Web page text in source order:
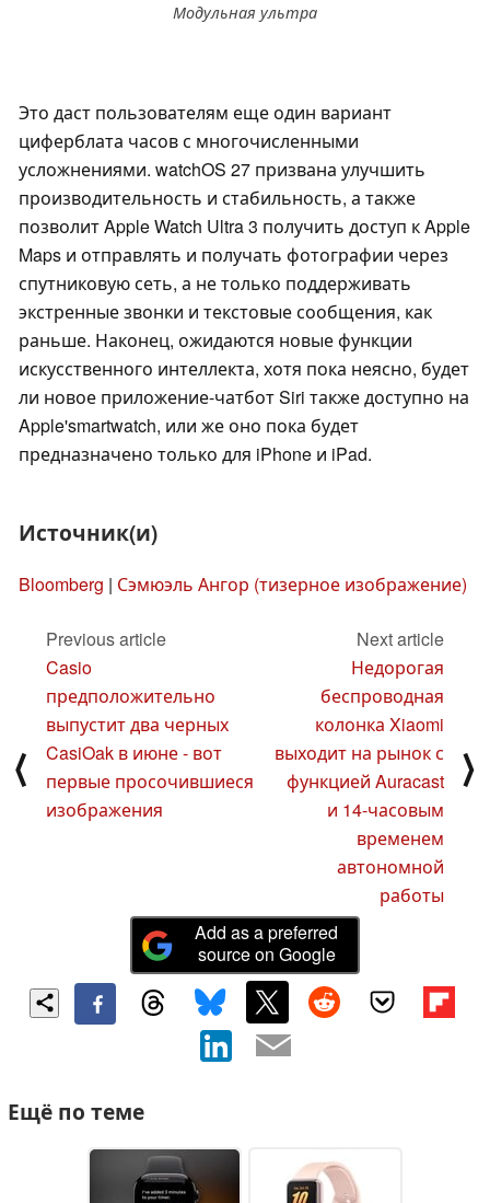
Модульная ультра
Это даст пользователям еще один вариант
циферблата часов с многочисленными
усложнениями. watchOS 27 призвана улучшить
производительность и стабильность, а также
позволит Apple Watch Ultra 3 получить доступ к Apple
Maps и отправлять и получать фотографии через
спутниковую сеть, а не только поддерживать
экстренные звонки и текстовые сообщения, как
раньше. Наконец, ожидаются новые функции
искусственного интеллекта, хотя пока неясно, будет
ли новое приложение-чатбот Siri также доступно на
Apple'smartwatch, или же оно пока будет
предназначено только для iPhone и iPad.
Источник(и)
Bloomberg | Сэмюэль Ангор (тизерное изображение)
⟨
Previous article
Casio
предположительно
выпустит два черных
CasiOak в июне - вот
первые просочившиеся
изображения
Next article
Недорогая
беспроводная
колонка Xiaomi
выходит на рынок с
функцией Auracast
и 14-часовым
временем
автономной
работы
⟩
Add as a preferred
source on Google
Ещё по теме